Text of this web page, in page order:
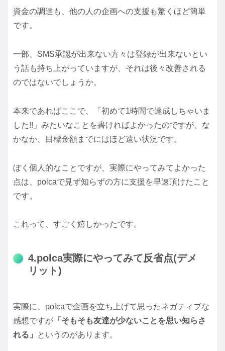
資金の調達も、他の人の企画への支援も驚くほど簡単
です。
一部、SMS承認が出来ない方々は登録が出来ないとい
う話も持ち上がっていますが、それは後々改善される
のではないでしょうか。
本来であればここで、「初めて1時間で達成しちゃいま
した!!」みたいなことを書ければよかったのですが、な
かなか、目標金額までにはほど遠い状況です。
ぼく個人的なことですが、実際にやってみてよかった
点は、polcaで見ず知らずの方に支援を早速頂けたこと
です。
これって、すごく嬉しかったです。
4.polca実際にやってみて反省点(デメ
リット)
実際に、polcaで企画を立ち上げて思ったネガティブな
感想ですが 「そもそも友達が少ないことを思い知らさ
れる」
というのがあります。